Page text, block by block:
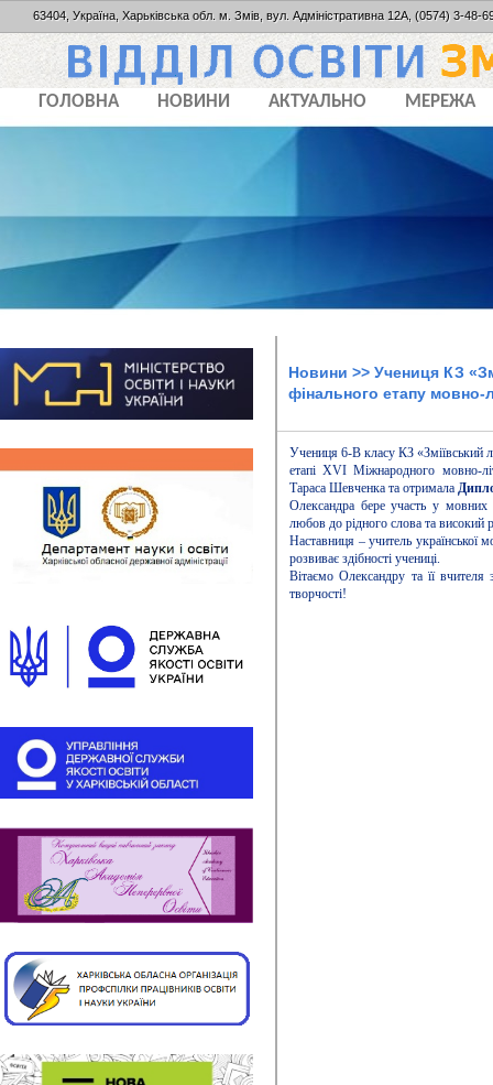
63404, Україна, Харьківська обл. м. Змів, вул. Адміністративна 12А, (0574) 3-48-
ГОЛОВНА НОВИНИ АКТУАЛЬНО МЕРЕЖА
Новини >> Учениця КЗ
фінального етапу
Учениця 6‑В класу КЗ «Зміївський
етапі XVI Міжнародного
Тараса Шевченка та отримала
Олександра бере участь у мовних
любов до рідного слова та високий
Наставниця – учитель української
розвиває здібності учениці.
Вітаємо Олександру та її
творчості!